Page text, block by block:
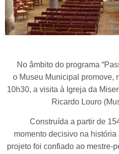
No âmbito do programa
o Museu Municipal promove,
10h30, a visita à Igreja da
Ricardo Louro
Construída a partir de
momento decisivo na
projeto foi confiado ao mestre-